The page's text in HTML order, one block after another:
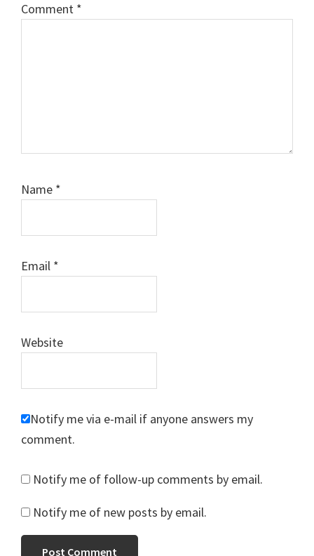
Comment *
Name *
Email *
Website
Notify me via e-mail if anyone answers my
comment.
Notify me of follow-up comments by email.
Notify me of new posts by email.